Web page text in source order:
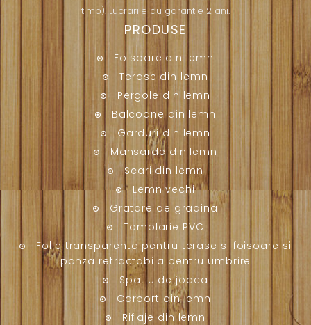
timp). Lucrarile au garantie 2 ani.
PRODUSE
Foisoare din lemn
Terase din lemn
Pergole din lemn
Balcoane din lemn
Garduri din lemn
Mansarde din lemn
Scari din lemn
Lemn vechi
Gratare de gradina
Tamplarie PVC
Folie transparenta pentru terase si foisoare si
panza retractabila pentru umbrire
Spatiu de joaca
Carport din lemn
Riflaje din lemn